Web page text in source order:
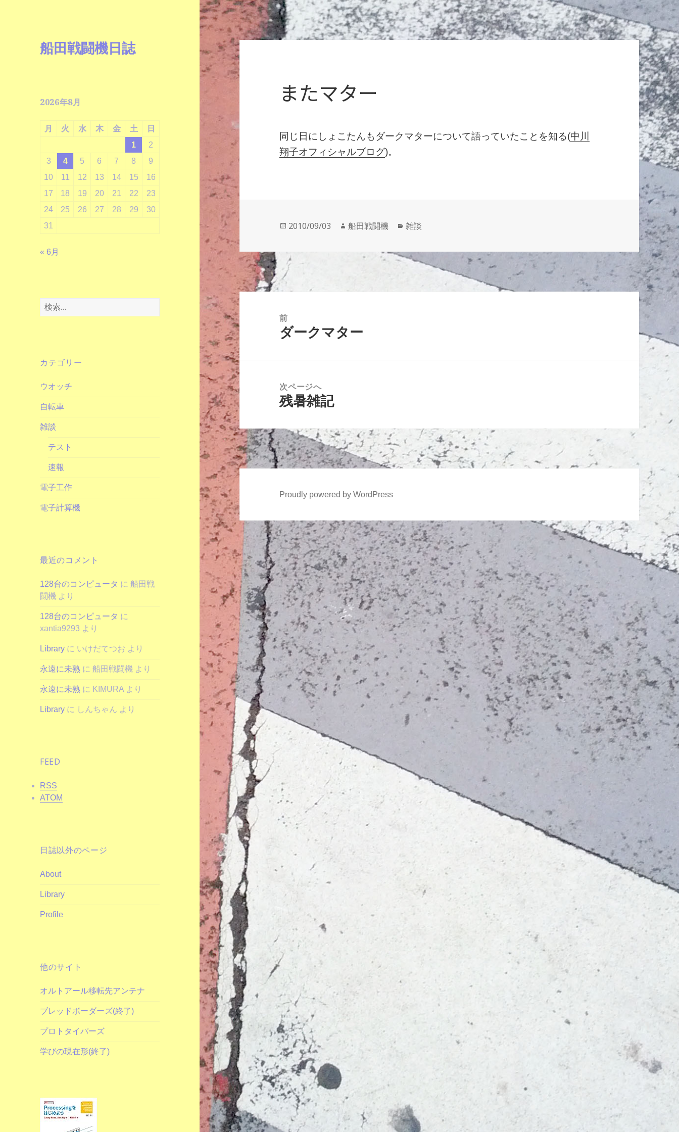
船田戦闘機日誌
2026年8月
月 火 水 木 金 土
日
1
2
3
4 5 6 7 8
9
10
11 12 13 14 15
16
17
18 19 20 21 22
23
24
25 26 27 28 29
30
31
« 6月
検
索:
カテゴリー
ウオッチ
自転車
雑談
テスト
速報
電子工作
電子計算機
最近のコメント
128台のコンピュータ に船田戦
闘機 より
128台のコンピュータ に
xantia9293 より
Library に いけだてつお より
永遠に未熟 に船田戦闘機 より
永遠に未熟 に KIMURA より
Library に しんちゃん より
FEED
RSS
ATOM
日誌以外のページ
About
Library
Profile
他のサイト
オルトアール移転先アンテナ
ブレッドボーダーズ(終了)
プロトタイパーズ
学びの現在形(終了)
またマター
同じ日にしょこたんもダークマターについて語っていたことを知る(中川
翔子オフィシャルブログ)。
投
2010/09/03
作
船田戦闘機
カ
ゴ
リ
雑談
投
稿
ナ
ビ
ゲ
ー
シ
ョ
ン
前
前
ダークマター
次ページへ
次
投
稿:
残暑雑記
Proudly powered by WordPress